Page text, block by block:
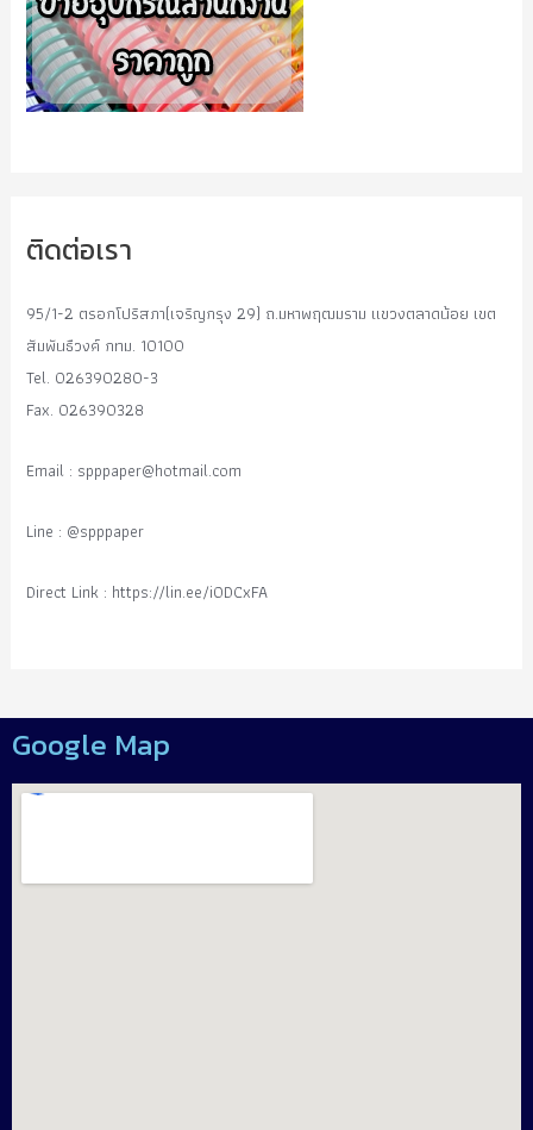
ติดต่อเรา
95/1-2 ตรอกโปริสภา(เจริญกรุง 29) ถ.มหาพฤฒมราม แขวงตลาดน้อย เขต
สัมพันธืวงค์ กทม. 10100
Tel. 026390280-3
Fax. 026390328
Email : spppaper@hotmail.com
Line : @spppaper
Direct Link : https://lin.ee/i0DCxFA
Google Map